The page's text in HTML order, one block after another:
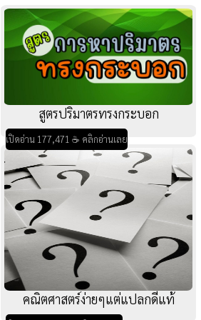
สูตรปริมาตรทรงกระบอก
เปิดอ่าน 177,471 ☕ คลิกอ่านเลย
คณิตศาสตร์ง่ายๆแต่แปลกดีแท้